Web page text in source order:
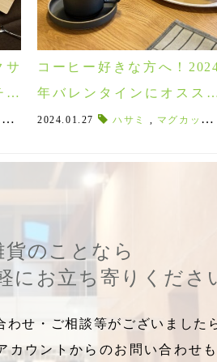
クロストリベット,オイリー , コッテリ ,
サ
ッ
,東濃ヒノキ, 木のまな板 , 初心者
コーヒー好きな方へ！
年バレンタインにオスス
のマグカップ5選♪
2024.01.27 ハサミ , マグカップギフト
貨のことなら
にお立ち寄りくださ
わせ・ご相談等がございました
ウントからのお問い合わせ